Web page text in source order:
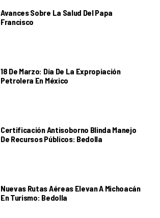
Avances Sobre La Salud Del Papa
Francisco
18 De Marzo: Día De La Expropiación
Petrolera En México
Certificación Antisoborno Blinda Manejo
De Recursos Públicos: Bedolla
Nuevas Rutas Aéreas Elevan A Michoacán
En Turismo: Bedolla